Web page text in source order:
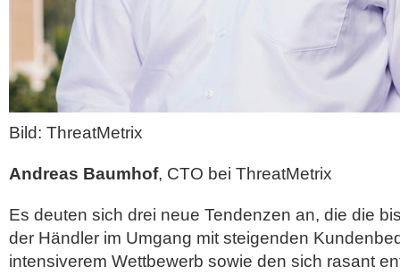
Bild: ThreatMetrix
Andreas Baumhof, CTO bei ThreatMetrix
Es deuten sich drei neue Tendenzen an, die die
der Händler im Umgang mit steigenden
intensiverem Wettbewerb sowie den sich rasant